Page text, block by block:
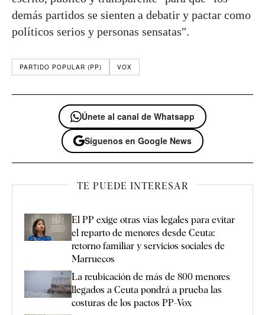
demás partidos se sienten a debatir y pactar como
políticos serios y personas sensatas".
PARTIDO POPULAR (PP) VOX
Únete al canal de Whatsapp
Síguenos en Google News
TE PUEDE INTERESAR
El PP exige otras vías legales para evitar
el reparto de menores desde Ceuta:
retorno familiar y servicios sociales de
Marruecos
La reubicación de más de 800 menores
llegados a Ceuta pondrá a prueba las
costuras de los pactos PP-Vox